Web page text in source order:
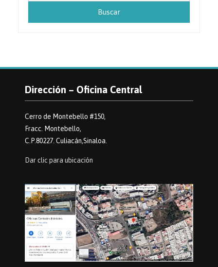
Dirección – Oficina Central
Cerro de Montebello #150,
Fracc. Montebello,
C.P.80227. Culiacán,Sinaloa.
Dar clic para ubicación